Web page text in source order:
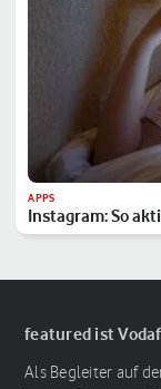
APPS
Instagram: So
featured ist
Als Begleiter auf